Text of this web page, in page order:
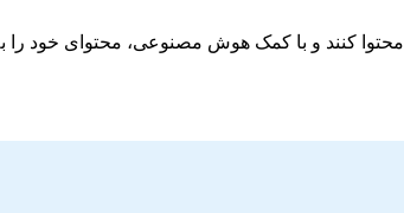
محتوا کنند و با کمک هوش مصنوعی، محتوای خود